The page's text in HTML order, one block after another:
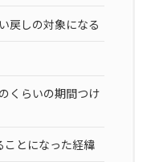
戻しの対象になる
くらいの期間つけ
ことになった経緯